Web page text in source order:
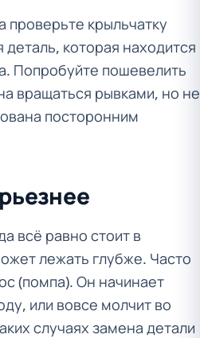
проверьте крыльчатку
которая находится
Попробуйте пошевелить
вращаться рывками, но не
посторонним
всё равно стоит в
лежать глубже. Часто
(помпа). Он начинает
или вовсе молчит во
случаях замена детали